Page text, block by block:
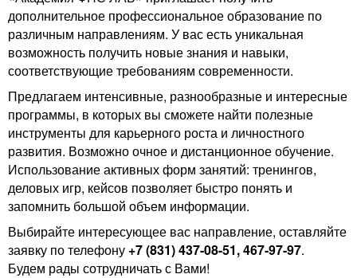
дополнительное профессиональное образование по
различным направлениям. У вас есть уникальная
возможность получить новые знания и навыки,
соответствующие требованиям современности.
Предлагаем интенсивные, разнообразные и интересные
программы, в которых вы сможете найти полезные
инструменты для карьерного роста и личностного
развития. Возможно очное и дистанционное обучение.
Использование активных форм занятий: тренингов,
деловых игр, кейсов позволяет быстро понять и
запомнить большой объем информации.
Выбирайте интересующее вас направление, оставляйте
заявку по телефону +7 (831) 437-08-51, 467-97-97.
Будем рады сотрудничать с Вами!